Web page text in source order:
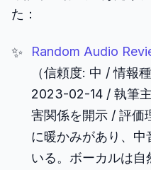
た：
Random Audio
（信頼度: 中 / 情報
2023-02-14 / 執筆
害関係を開示 / 評価
に暖かみがあり、中
いる。ボーカルは自